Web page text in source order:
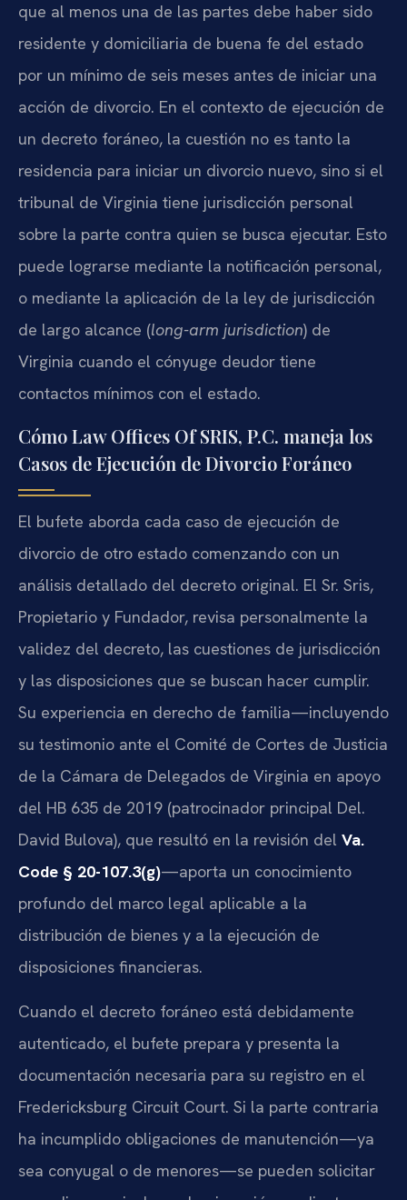
que al menos una de las partes debe haber sido
residente y domiciliaria de buena fe del estado
por un mínimo de seis meses antes de iniciar una
acción de divorcio. En el contexto de ejecución de
un decreto foráneo, la cuestión no es tanto la
residencia para iniciar un divorcio nuevo, sino si el
tribunal de Virginia tiene jurisdicción personal
sobre la parte contra quien se busca ejecutar. Esto
puede lograrse mediante la notificación personal,
o mediante la aplicación de la ley de jurisdicción
de largo alcance (long-arm jurisdiction) de
Virginia cuando el cónyuge deudor tiene
contactos mínimos con el estado.
Cómo Law Offices Of SRIS, P.C. maneja los
Casos de Ejecución de Divorcio Foráneo
El bufete aborda cada caso de ejecución de
divorcio de otro estado comenzando con un
análisis detallado del decreto original. El Sr. Sris,
Propietario y Fundador, revisa personalmente la
validez del decreto, las cuestiones de jurisdicción
y las disposiciones que se buscan hacer cumplir.
Su experiencia en derecho de familia—incluyendo
su testimonio ante el Comité de Cortes de Justicia
de la Cámara de Delegados de Virginia en apoyo
del HB 635 de 2019 (patrocinador principal Del.
David Bulova), que resultó en la revisión del Va.
Code § 20-107.3(g)—aporta un conocimiento
profundo del marco legal aplicable a la
distribución de bienes y a la ejecución de
disposiciones financieras.
Cuando el decreto foráneo está debidamente
autenticado, el bufete prepara y presenta la
documentación necesaria para su registro en el
Fredericksburg Circuit Court. Si la parte contraria
ha incumplido obligaciones de manutención—ya
sea conyugal o de menores—se pueden solicitar